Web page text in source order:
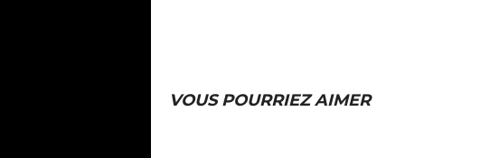
VOUS POURRIEZ AIMER